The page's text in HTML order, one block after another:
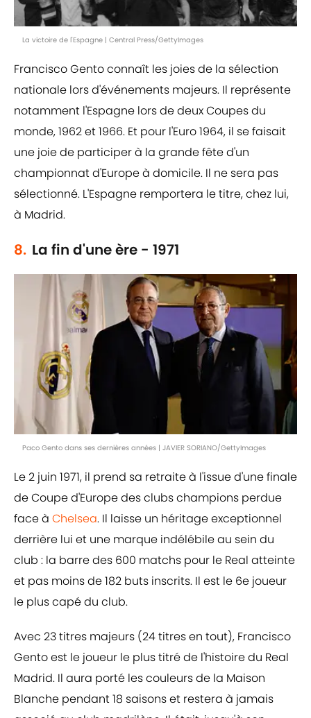
La victoire de l'Espagne | Central Press/GettyImages
Francisco Gento connaît les joies de la sélection
nationale lors d'événements majeurs. Il représente
notamment l'Espagne lors de deux Coupes du
monde, 1962 et 1966. Et pour l'Euro 1964, il se faisait
une joie de participer à la grande fête d'un
championnat d'Europe à domicile. Il ne sera pas
sélectionné. L'Espagne remportera le titre, chez lui,
à Madrid.
8. La fin d'une ère - 1971
Paco Gento dans ses dernières années | JAVIER SORIANO/GettyImages
Le 2 juin 1971, il prend sa retraite à l'issue d'une finale
de Coupe d'Europe des clubs champions perdue
face à Chelsea. Il laisse un héritage exceptionnel
derrière lui et une marque indélébile au sein du
club : la barre des 600 matchs pour le Real atteinte
et pas moins de 182 buts inscrits. Il est le 6e joueur
le plus capé du club.
Avec 23 titres majeurs (24 titres en tout), Francisco
Gento est le joueur le plus titré de l'histoire du Real
Madrid. Il aura porté les couleurs de la Maison
Blanche pendant 18 saisons et restera à jamais